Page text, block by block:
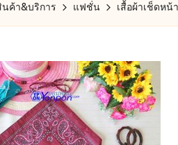
นค้า&บริการ แฟชั่น เสื้อผ้าเช็ดหน้